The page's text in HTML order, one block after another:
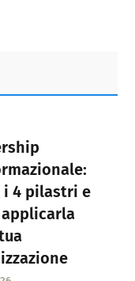
i 4 pilastri e